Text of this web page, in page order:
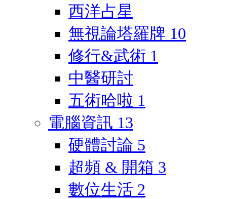
西洋占星
無視論塔羅牌 10
修行&武術 1
中醫研討
五術哈啦 1
電腦資訊 13
硬體討論 5
超頻 & 開箱 3
數位生活 2